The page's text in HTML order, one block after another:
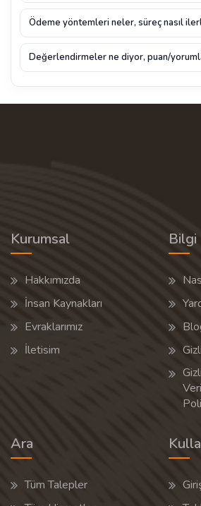
Ödeme yöntemleri neler, süreç nasıl
Değerlendirmeler ne diyor, puan/
Kurumsal
Hakkımızda
İnsan Kaynakları
Evraklarımız
İletisim
Bilgi
Ara
Tüm Talepler